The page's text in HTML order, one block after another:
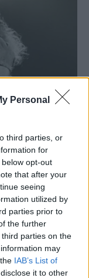
Personal
third parties, or
for
opt-out
that after your
seeing
utilized by
parties prior to
the further
parties on the
may
IAB’s List of
it to other
του